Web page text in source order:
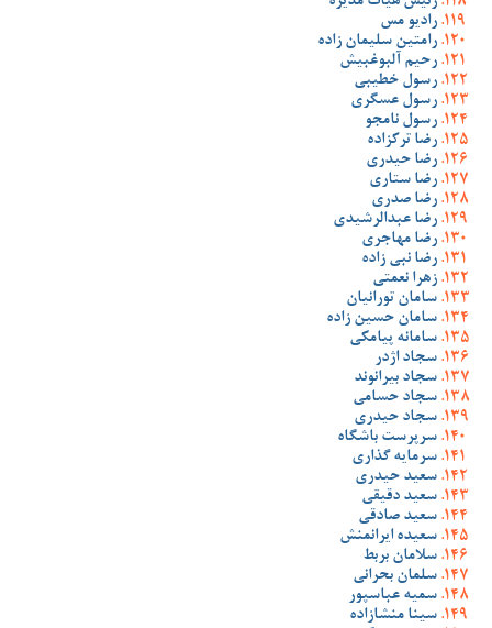
رادیو مس
رامتین سلیمان زاده
رحیم آلبوغبیش
رسول خطیبی
رسول عسگری
رسول نامجو
رضا ترکزاده
رضا حیدری
رضا ستاری
رضا صدری
رضا عبدالرشیدی
رضا مهاجری
رضا نبی زاده
زهرا نعمتی
سامان تورانیان
سامان حسین زاده
سامانه پیامکی
سجاد اژدر
سجاد بیرانوند
سجاد حسامی
سجاد حیدری
سرپرست باشگاه
سرمایه گذاری
سعید حیدری
سعید دقیقی
سعید صادقی
سعیده ایرانمنش
سلامان بربط
سلمان بحرانی
سمیه عباسپور
سینا منشازاده